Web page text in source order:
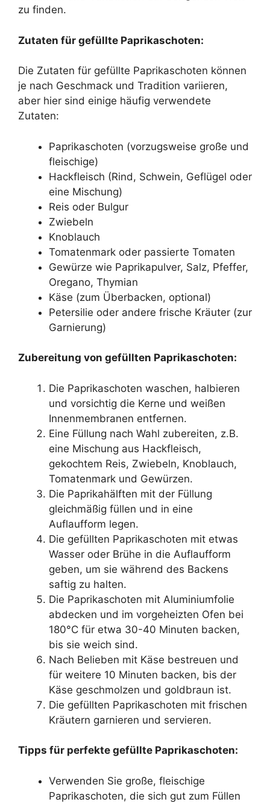
zu finden.
Zutaten für gefüllte Paprikaschoten:
Die Zutaten für gefüllte Paprikaschoten können
je nach Geschmack und Tradition variieren,
aber hier sind einige häufig verwendete
Zutaten:
Paprikaschoten (vorzugsweise große und
fleischige)
Hackfleisch (Rind, Schwein, Geflügel oder
eine Mischung)
Reis oder Bulgur
Zwiebeln
Knoblauch
Tomatenmark oder passierte Tomaten
Gewürze wie Paprikapulver, Salz, Pfeffer,
Oregano, Thymian
Käse (zum Überbacken, optional)
Petersilie oder andere frische Kräuter (zur
Garnierung)
Zubereitung von gefüllten Paprikaschoten:
Die Paprikaschoten waschen, halbieren
und vorsichtig die Kerne und weißen
Innenmembranen entfernen.
Eine Füllung nach Wahl zubereiten, z.B.
eine Mischung aus Hackfleisch,
gekochtem Reis, Zwiebeln, Knoblauch,
Tomatenmark und Gewürzen.
Die Paprikahälften mit der Füllung
gleichmäßig füllen und in eine
Auflaufform legen.
Die gefüllten Paprikaschoten mit etwas
Wasser oder Brühe in die Auflaufform
geben, um sie während des Backens
saftig zu halten.
Die Paprikaschoten mit Aluminiumfolie
abdecken und im vorgeheizten Ofen bei
180°C für etwa 30-40 Minuten backen,
bis sie weich sind.
Nach Belieben mit Käse bestreuen und
für weitere 10 Minuten backen, bis der
Käse geschmolzen und goldbraun ist.
Die gefüllten Paprikaschoten mit frischen
Kräutern garnieren und servieren.
Tipps für perfekte gefüllte Paprikaschoten:
Verwenden Sie große, fleischige
Paprikaschoten, die sich gut zum Füllen